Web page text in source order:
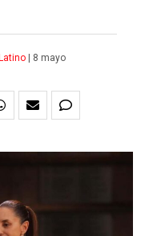
8 mayo